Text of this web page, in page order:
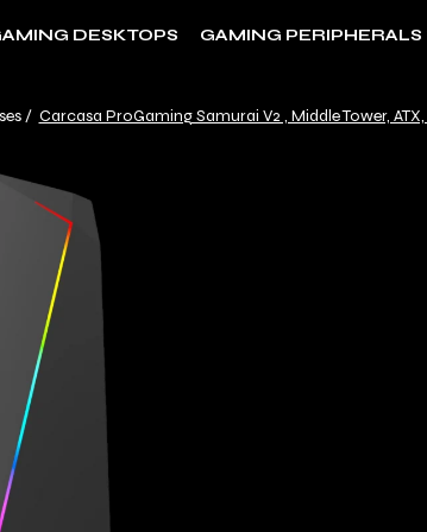
DESKTOPS GAMING PERIPHERALS
/ Carcasa ProGaming Samurai V2 , Middle Tower,